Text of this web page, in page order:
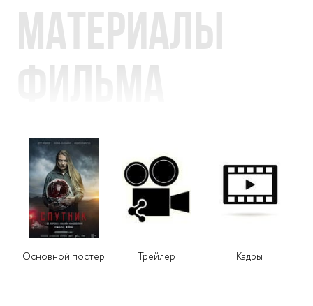
Материалы
фильма
Основной постер Трейлер Кадры